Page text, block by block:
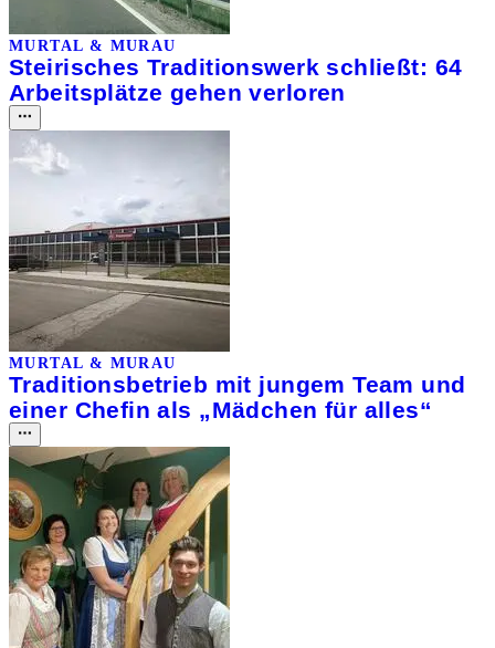
MURTAL & MURAU
Steirisches Traditionswerk schließt: 64
Arbeitsplätze gehen verloren
MURTAL & MURAU
Traditionsbetrieb mit jungem Team und
einer Chefin als „Mädchen für alles“